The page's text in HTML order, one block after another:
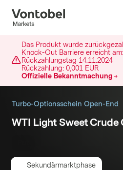
Das Produkt wurde
Knock-Out Barriere erreicht am:
Rückzahlungstag 14.11.2024
Rückzahlung: 0,001 EUR
Offizielle Bekanntmachung
Turbo-Optionsschein Open-End
WTI Light Sweet Crude
Sekundärmarktphase